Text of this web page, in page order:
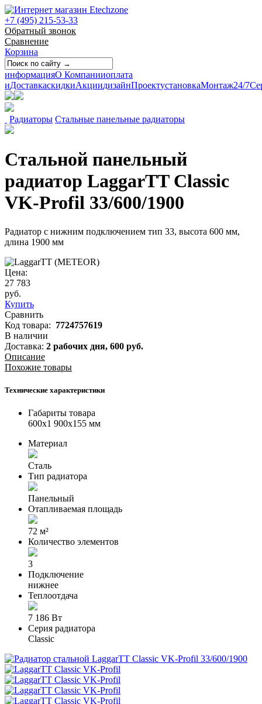
+7 (495) 215-53-33
Обратный звонок
Сравнение
Корзина
информацияО Компанииоплата
иДоставкаскидкиАкциидизайнПроектустановкаМонтаж24/7
Радиаторы Стальные панельные радиаторы
Стальной панельный
радиатор LaggarTT Classic
VK-Profil 33/600/1900
Радиатор с нижним подключением тип 33, высота 600 мм,
длина 1900 мм
Цена:
27 783
руб.
Купить
Сравнить
Код товара: 7724757619
В наличии
Доставка: 2 рабочих дня, 600 руб.
Описание
Похожие товары
Технические характеристики
Габариты товара
600x1 900x155 мм
Материал
Сталь
Тип радиатора
Панельный
Отапливаемая площадь
72 м²
Количество элементов
3
Подключение
нижнее
Теплоотдача
7 186 Вт
Серия радиатора
Classic